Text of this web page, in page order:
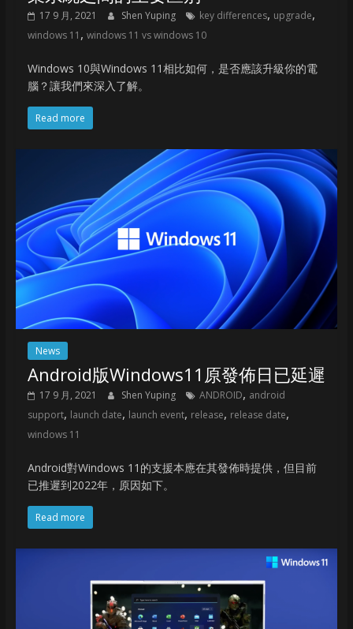
17 9 月, 2021 Shen Yuping key differences, upgrade,
windows 11 , windows 11 vs windows 10
Windows 10與Windows 11相比如何，是否應該升級你的電
腦？讓我們來深入了解。
Read more
News
Android版Windows11原發佈日已延遲
17 9 月, 2021 Shen Yuping ANDROID, android
support, launch date, launch event, release, release date,
windows 11
Android對Windows 11的支援本應在其發佈時提供，但目前
已推遲到2022年，原因如下。
Read more